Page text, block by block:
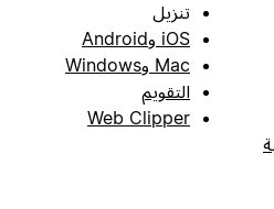
تنزيل
iOS وAndroid
Mac وWindows
التقويم
Web Clipper